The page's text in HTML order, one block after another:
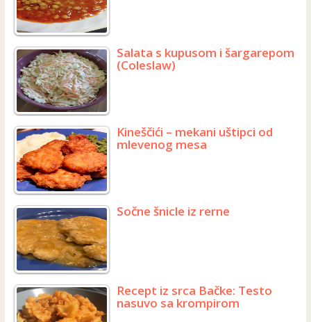
Salata s kupusom i šargarepom
(Coleslaw)
Kineščići – mekani uštipci od
mlevenog mesa
Sočne šnicle iz rerne
Recept iz srca Bačke: Testo
nasuvo sa krompirom